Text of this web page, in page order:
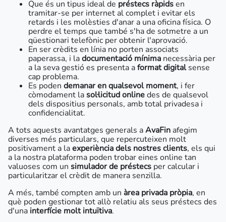
Que és un tipus ideal de préstecs ràpidsen
tramitar-se per internet al complet i evitar els
retards i les molèsties d'anar a una oficina física. O
perdre el temps que també s'ha de sotmetre a un
qüestionari telefònic per obtenir l'aprovació.
En ser crèdits en línia no porten associats
paperassa, i ladocumentació mínima necessària per
a la seva gestió es presenta aformat digitalsense
cap problema.
Es poden demanar en qualsevol moment, i fer
còmodament lasol·licitud onlinedes de qualsevol
dels dispositius personals, amb total privadesa i
confidencialitat.
A tots aquests avantatges generals aAvaFin afegim
diverses més particulars, que repercuteixen molt
positivament a laexperiència dels nostres clients, els qui
a la nostra plataforma poden trobar eines online tan
valuoses com un simulador de préstecs per calcular i
particularitzar el crèdit de manera senzilla.
A més, també compten amb un àrea privada pròpia, en
què poden gestionar tot allò relatiu als seus préstecs des
d'una interfície molt intuïtiva.